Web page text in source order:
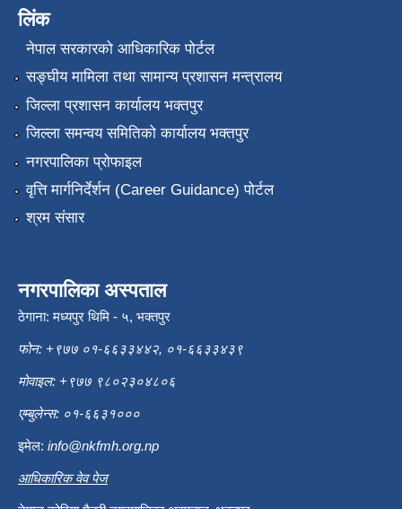
लिंक
नेपाल सरकारको आधिकारिक पोर्टल
सङ्‍घीय मामिला तथा सामान्य प्रशासन मन्त्रालय
जिल्ला प्रशासन कार्यालय भक्तपुर
जिल्ला समन्वय समितिको कार्यालय भक्तपुर
नगरपालिका प्रोफाइल
वृत्ति मार्गनिर्देर्शन (Career Guidance) पोर्टल
श्रम संसार
नगरपालिका अस्पताल
ठेगाना: मध्यपुर थिमि - ५, भक्तपुर
फोन: +९७७ ०१-६६३३४४२, ०१-६६३३४३९
मोवाइल: +९७७ ९८०२३०४८०६
एम्बुलेन्स: ०१-६६३१०००
इमेल: info@nkfmh.org.np
आधिकारिक वेव पेज